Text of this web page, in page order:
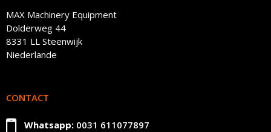
MAX Machinery Equipment
Dolderweg 44
8331 LL Steenwijk
Niederlande
CONTACT
Whatsapp: 0031 611077897